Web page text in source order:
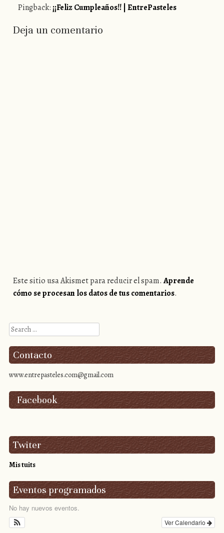
Pingback: ¡¡Feliz Cumpleaños!! | EntrePasteles
Deja un comentario
Este sitio usa Akismet para reducir el spam.Aprende
cómo se procesan los datos de tus comentarios.
Search
Contacto
www.entrepasteles.com@gmail.com
Facebook
Twiter
Mis tuits
Eventos programados
No hay nuevos eventos.
Ver Calendario